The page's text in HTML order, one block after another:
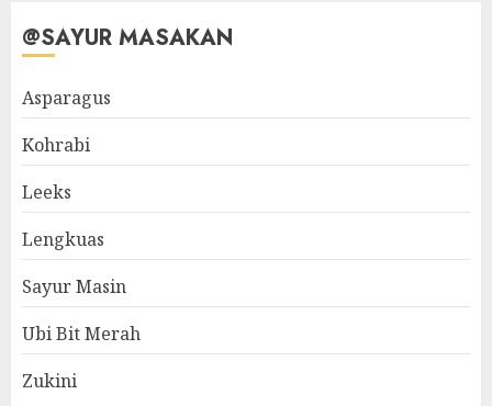
@SAYUR MASAKAN
Asparagus
Kohrabi
Leeks
Lengkuas
Sayur Masin
Ubi Bit Merah
Zukini